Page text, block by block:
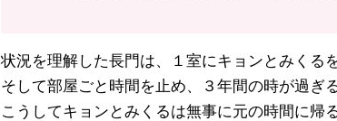
状況を理解した長門は、１室にキョンとみくる
そして部屋ごと時間を止め、３年間の時が過ぎ
こうしてキョンとみくるは無事に元の時間に帰